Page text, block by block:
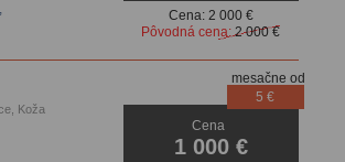
,
Cena:2 000 €
Pôvodná cena:2 000 €
Koža
Cena
1 000 €
mesačne od
5 €